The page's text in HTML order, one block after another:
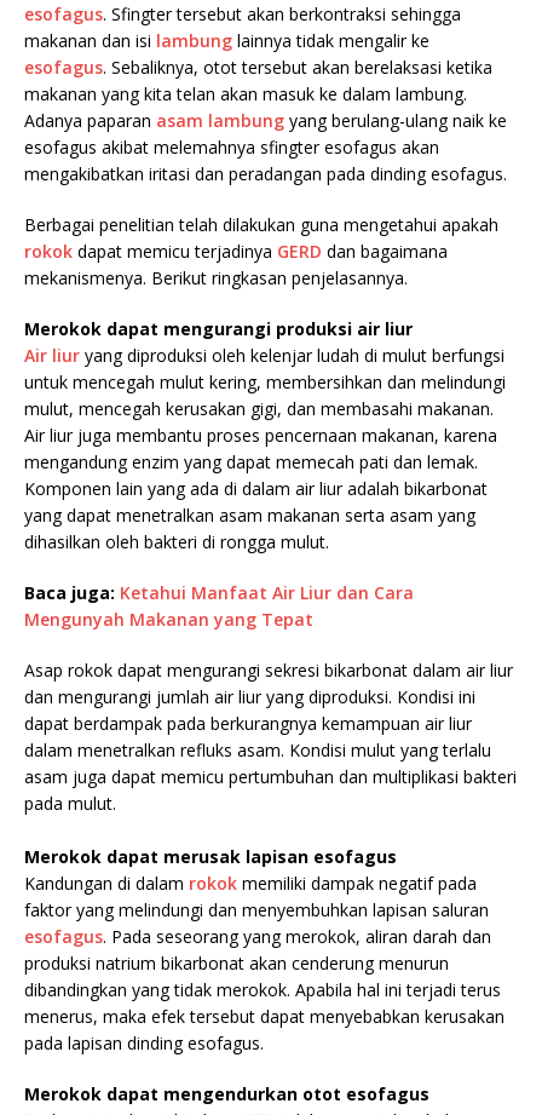
esofagus. Sfingter tersebut akan berkontraksi sehingga
makanan dan isi lambung lainnya tidak mengalir ke
esofagus. Sebaliknya, otot tersebut akan berelaksasi ketika
makanan yang kita telan akan masuk ke dalam lambung.
Adanya paparan asam lambung yang berulang-ulang naik ke
esofagus akibat melemahnya sfingter esofagus akan
mengakibatkan iritasi dan peradangan pada dinding esofagus.
Berbagai penelitian telah dilakukan guna mengetahui apakah
rokok dapat memicu terjadinya GERD dan bagaimana
mekanismenya. Berikut ringkasan penjelasannya.
Merokok dapat mengurangi produksi air liur
Air liur yang diproduksi oleh kelenjar ludah di mulut berfungsi
untuk mencegah mulut kering, membersihkan dan melindungi
mulut, mencegah kerusakan gigi, dan membasahi makanan.
Air liur juga membantu proses pencernaan makanan, karena
mengandung enzim yang dapat memecah pati dan lemak.
Komponen lain yang ada di dalam air liur adalah bikarbonat
yang dapat menetralkan asam makanan serta asam yang
dihasilkan oleh bakteri di rongga mulut.
Baca juga: Ketahui Manfaat Air Liur dan Cara
Mengunyah Makanan yang Tepat
Asap rokok dapat mengurangi sekresi bikarbonat dalam air liur
dan mengurangi jumlah air liur yang diproduksi. Kondisi ini
dapat berdampak pada berkurangnya kemampuan air liur
dalam menetralkan refluks asam. Kondisi mulut yang terlalu
asam juga dapat memicu pertumbuhan dan multiplikasi bakteri
pada mulut.
Merokok dapat merusak lapisan esofagus
Kandungan di dalam rokok memiliki dampak negatif pada
faktor yang melindungi dan menyembuhkan lapisan saluran
esofagus. Pada seseorang yang merokok, aliran darah dan
produksi natrium bikarbonat akan cenderung menurun
dibandingkan yang tidak merokok. Apabila hal ini terjadi terus
menerus, maka efek tersebut dapat menyebabkan kerusakan
pada lapisan dinding esofagus.
Merokok dapat mengendurkan otot esofagus